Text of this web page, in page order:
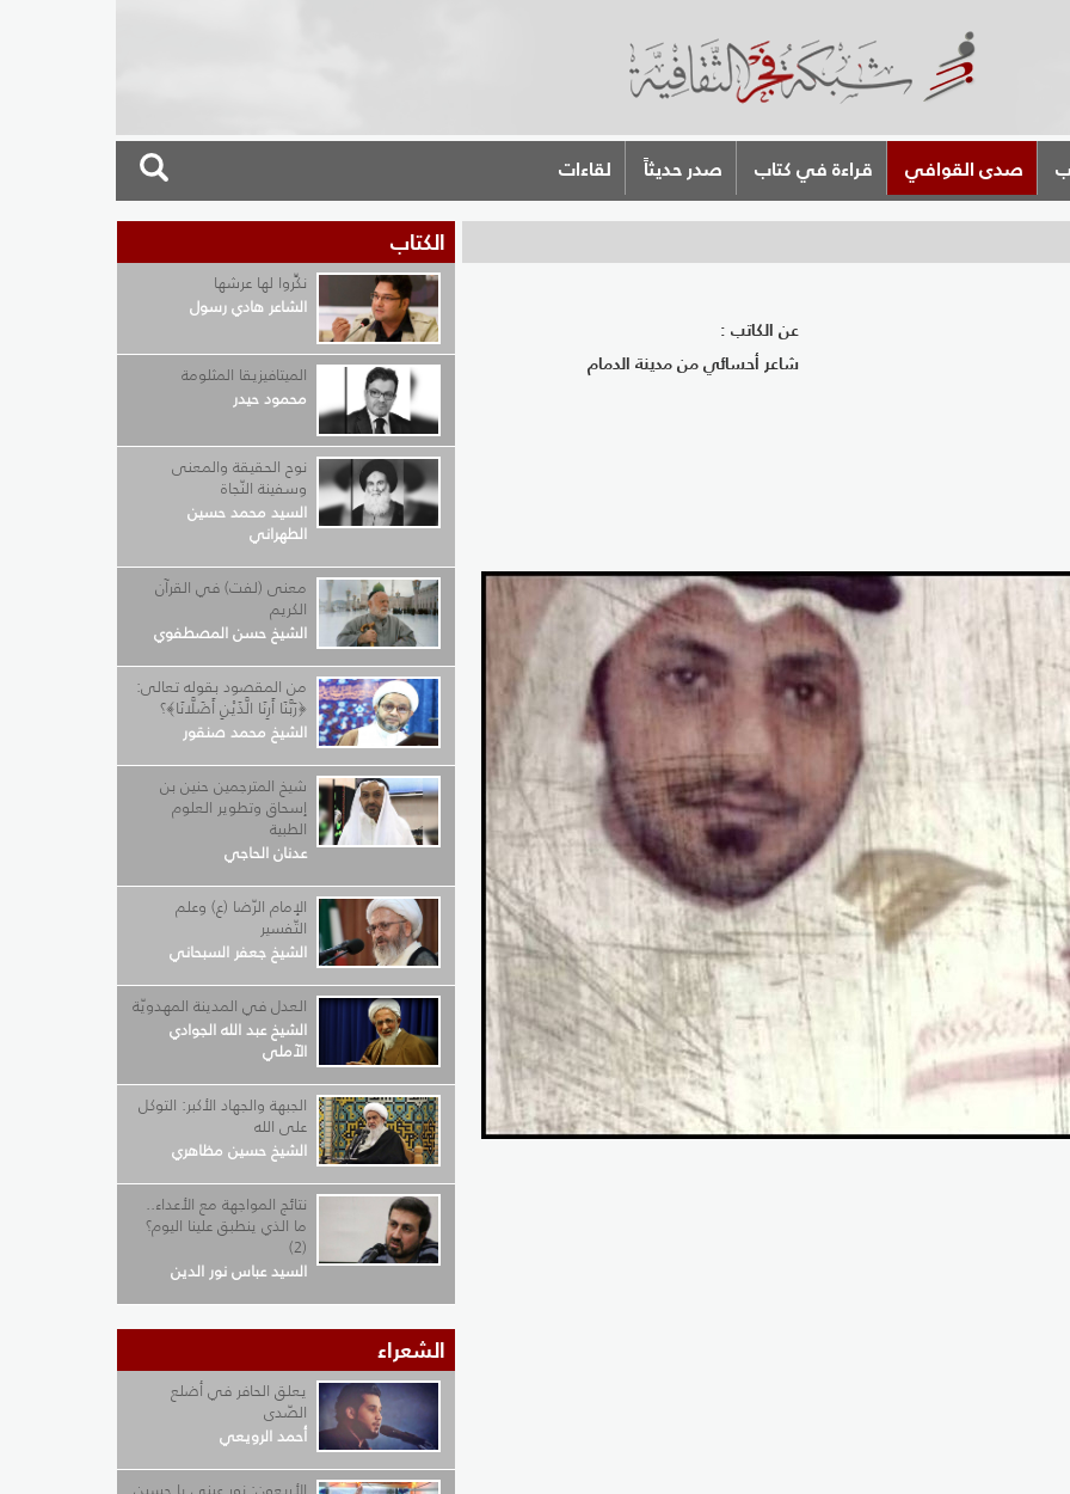
صدى القوافي قراءة في كتاب صدر حديثاً لقاءات
عن الكاتب :
شاعر أحسائي من مدينة الدمام
الكتاب
نكِّروا لها عرشها
الشاعر هادي رسول
الميتافيزيقا المثلومة
محمود حيدر
نوح الحقيقة والمعنى
وسفينة النّجاة
السيد محمد حسين
الطهراني
معنى (لفت) في القرآن
الكريم
الشيخ حسن المصطفوي
من المقصود بقوله تعالى:
﴿رَبَّنَا أَرِنَا الَّذَيْنِ أَضَلَّانَا﴾؟
الشيخ محمد صنقور
شيخ المترجمين حنين بن
إسحاق وتطوير العلوم
الطبية
عدنان الحاجي
الإمام الرّضا (ع) وعلم
التّفسير
الشيخ جعفر السبحاني
العدل في المدينة المهدويّة
الشيخ عبد الله الجوادي
الآملي
الجبهة والجهاد الأكبر: التوكل
على الله
الشيخ حسين مظاهري
نتائج المواجهة مع الأعداء..
ما الذي ينطبق علينا اليوم؟
(2)
السيد عباس نور الدين
الشعراء
يعلق الحافر في أضلع
الصّدى
أحمد الرويعي